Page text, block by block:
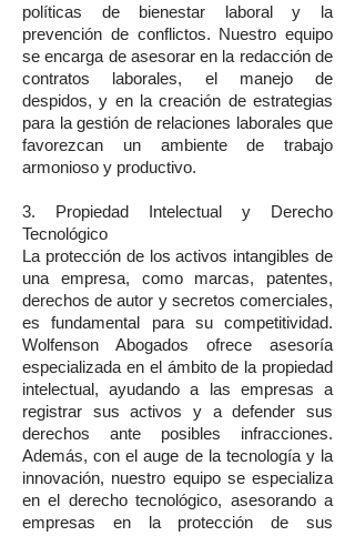
políticas de bienestar laboral y la
prevención de conflictos. Nuestro equipo
se encarga de asesorar en la redacción de
contratos laborales, el manejo de
despidos, y en la creación de estrategias
para la gestión de relaciones laborales que
favorezcan un ambiente de trabajo
armonioso y productivo.
3. Propiedad Intelectual y Derecho
Tecnológico
La protección de los activos intangibles de
una empresa, como marcas, patentes,
derechos de autor y secretos comerciales,
es fundamental para su competitividad.
Wolfenson Abogados ofrece asesoría
especializada en el ámbito de la propiedad
intelectual, ayudando a las empresas a
registrar sus activos y a defender sus
derechos ante posibles infracciones.
Además, con el auge de la tecnología y la
innovación, nuestro equipo se especializa
en el derecho tecnológico, asesorando a
empresas en la protección de sus